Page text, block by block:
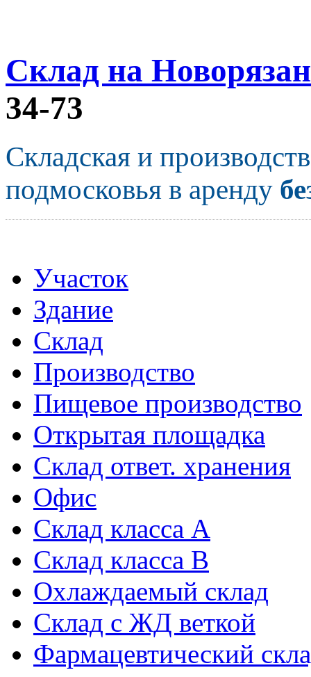
Склад на
34-73
Складская и
подмосковья в аренду
Участок
Здание
Склад
Производство
Пищевое производство
Открытая площадка
Склад ответ. хранения
Офис
Склад класса A
Склад класса B
Охлаждаемый склад
Склад с ЖД веткой
Фармацевтический